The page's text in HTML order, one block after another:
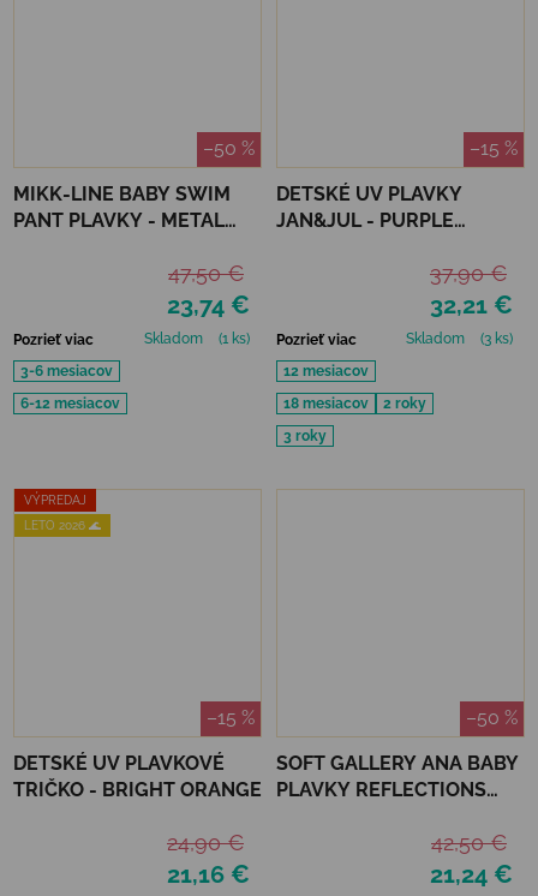
–50 %
MIKK-LINE BABY SWIM
PANT PLAVKY - METAL
23,74 €
47,50 €
Pozrieť viac Skladom
(1 ks)
3-6 mesiacov
6-12 mesiacov
–15 %
DETSKÉ UV PLAVKY
JAN&JUL - PURPLE
32,21 €
37,90 €
Pozrieť viac Skladom
(3 ks)
12 mesiacov
18 mesiacov
2 roky
3 roky
VÝPREDAJ
LETO 2026 🌊
–15 %
DETSKÉ UV PLAVKOVÉ
TRIČKO - BRIGHT ORANGE
21,16 €
24,90 €
–50 %
SOFT GALLERY ANA BABY
PLAVKY REFLECTIONS
21,24 €
42,50 €